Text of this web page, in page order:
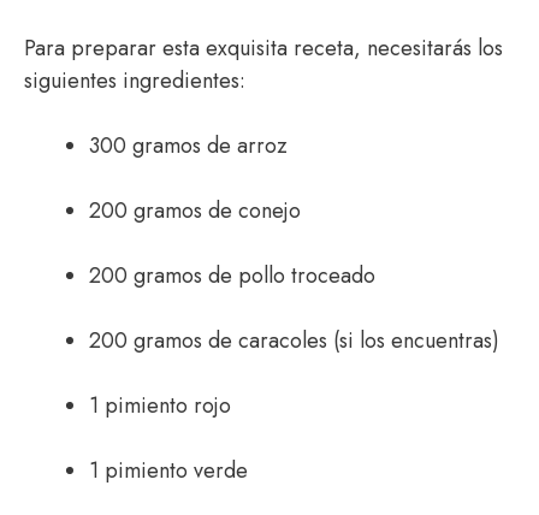
Para preparar esta exquisita receta, necesitarás los
siguientes ingredientes:
300 gramos de arroz
200 gramos de conejo
200 gramos de pollo troceado
200 gramos de caracoles (si los encuentras)
1 pimiento rojo
1 pimiento verde